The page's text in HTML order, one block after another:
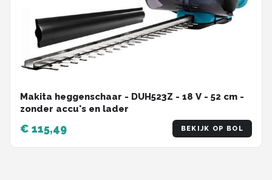
Makita heggenschaar - DUH523Z - 18 V - 52 cm -
zonder accu's en lader
€ 115,49 BEKIJK OP BOL